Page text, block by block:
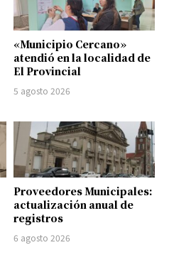
«Municipio Cercano»
atendió en la localidad de
El Provincial
5 agosto 2026
Proveedores Municipales:
actualización anual de
registros
6 agosto 2026